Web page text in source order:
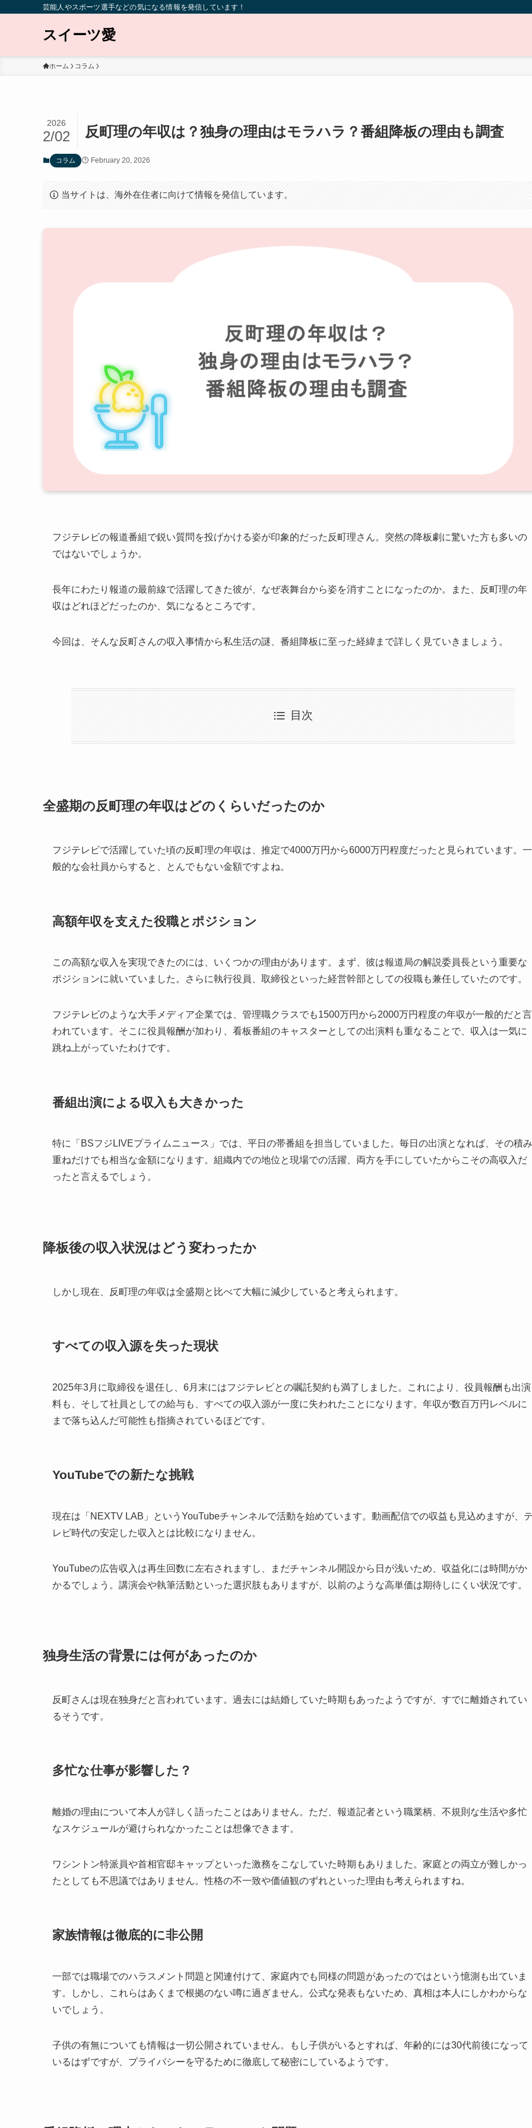
芸能人やスポーツ選手などの気になる情報を発信しています！
スイーツ愛
ホーム コラム
反町理の年収は？独身の理由はモラハラ？番組降板の理由も調査
2026
2/02
コラム February 20, 2026
当サイトは、海外在住者に向けて情報を発信しています。
フジテレビの報道番組で鋭い質問を投げかける姿が印象的だった反町理さん。突然の降板劇に驚いた方も多いの
ではないでしょうか。
長年にわたり報道の最前線で活躍してきた彼が、なぜ表舞台から姿を消すことになったのか。また、反町理の年
収はどれほどだったのか、気になるところです。
今回は、そんな反町さんの収入事情から私生活の謎、番組降板に至った経緯まで詳しく見ていきましょう。
目次
全盛期の反町理の年収はどのくらいだったのか
フジテレビで活躍していた頃の反町理の年収は、推定で4000万円から6000万円程度だったと見られています。一
般的な会社員からすると、とんでもない金額ですよね。
高額年収を支えた役職とポジション
この高額な収入を実現できたのには、いくつかの理由があります。まず、彼は報道局の解説委員長という重要な
ポジションに就いていました。さらに執行役員、取締役といった経営幹部としての役職も兼任していたのです。
フジテレビのような大手メディア企業では、管理職クラスでも1500万円から2000万円程度の年収が一般的だと言
われています。そこに役員報酬が加わり、看板番組のキャスターとしての出演料も重なることで、収入は一気に
跳ね上がっていたわけです。
番組出演による収入も大きかった
特に「BSフジLIVEプライムニュース」では、平日の帯番組を担当していました。毎日の出演となれば、その積み
重ねだけでも相当な金額になります。組織内での地位と現場での活躍、両方を手にしていたからこその高収入だ
ったと言えるでしょう。
降板後の収入状況はどう変わったか
しかし現在、反町理の年収は全盛期と比べて大幅に減少していると考えられます。
すべての収入源を失った現状
2025年3月に取締役を退任し、6月末にはフジテレビとの嘱託契約も満了しました。これにより、役員報酬も出演
料も、そして社員としての給与も、すべての収入源が一度に失われたことになります。年収が数百万円レベルに
まで落ち込んだ可能性も指摘されているほどです。
YouTubeでの新たな挑戦
現在は「NEXTV LAB」というYouTubeチャンネルで活動を始めています。動画配信での収益も見込めますが、
レビ時代の安定した収入とは比較になりません。
YouTubeの広告収入は再生回数に左右されますし、まだチャンネル開設から日が浅いため、収益化には時間がか
かるでしょう。講演会や執筆活動といった選択肢もありますが、以前のような高単価は期待しにくい状況です。
独身生活の背景には何があったのか
反町さんは現在独身だと言われています。過去には結婚していた時期もあったようですが、すでに離婚されてい
るそうです。
多忙な仕事が影響した？
離婚の理由について本人が詳しく語ったことはありません。ただ、報道記者という職業柄、不規則な生活や多忙
なスケジュールが避けられなかったことは想像できます。
ワシントン特派員や首相官邸キャップといった激務をこなしていた時期もありました。家庭との両立が難しかっ
たとしても不思議ではありません。性格の不一致や価値観のずれといった理由も考えられますね。
家族情報は徹底的に非公開
一部では職場でのハラスメント問題と関連付けて、家庭内でも同様の問題があったのではという憶測も出ていま
す。しかし、これらはあくまで根拠のない噂に過ぎません。公式な発表もないため、真相は本人にしかわからな
いでしょう。
子供の有無についても情報は一切公開されていません。もし子供がいるとすれば、年齢的には30代前後になって
いるはずですが、プライバシーを守るために徹底して秘密にしているようです。